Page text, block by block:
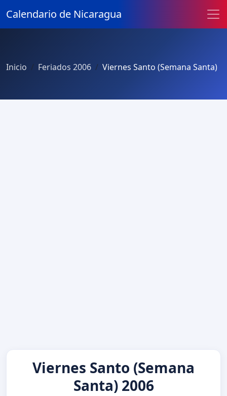
Calendario de Nicaragua
Inicio Feriados 2006 Viernes Santo (Semana Santa)
Viernes Santo (Semana
Santa) 2006